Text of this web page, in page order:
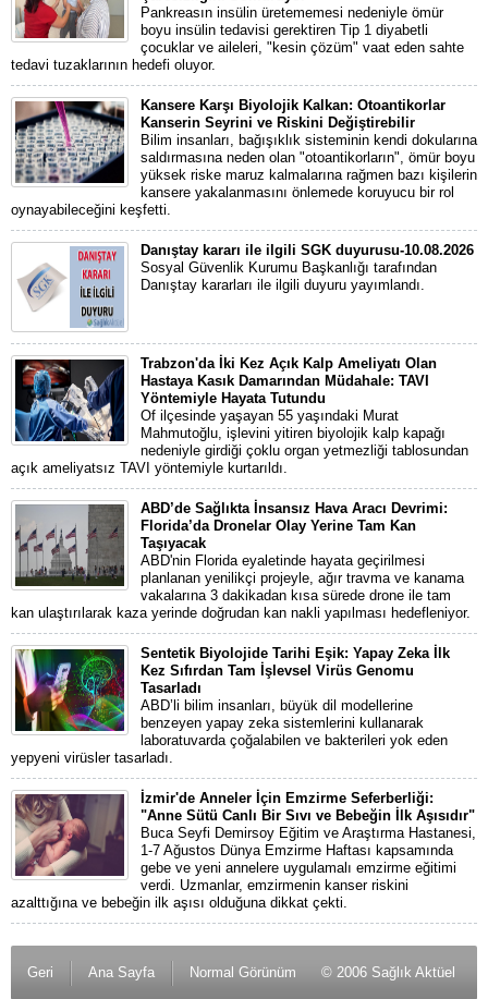
Pankreasın insülin üretememesi nedeniyle ömür
boyu insülin tedavisi gerektiren Tip 1 diyabetli
çocuklar ve aileleri, "kesin çözüm" vaat eden sahte
tedavi tuzaklarının hedefi oluyor.
Kansere Karşı Biyolojik Kalkan: Otoantikorlar
Kanserin Seyrini ve Riskini Değiştirebilir
Bilim insanları, bağışıklık sisteminin kendi dokularına
saldırmasına neden olan "otoantikorların", ömür boyu
yüksek riske maruz kalmalarına rağmen bazı kişilerin
kansere yakalanmasını önlemede koruyucu bir rol
oynayabileceğini keşfetti.
Danıştay kararı ile ilgili SGK duyurusu-10.08.2026
Sosyal Güvenlik Kurumu Başkanlığı tarafından
Danıştay kararları ile ilgili duyuru yayımlandı.
Trabzon'da İki Kez Açık Kalp Ameliyatı Olan
Hastaya Kasık Damarından Müdahale: TAVI
Yöntemiyle Hayata Tutundu
Of ilçesinde yaşayan 55 yaşındaki Murat
Mahmutoğlu, işlevini yitiren biyolojik kalp kapağı
nedeniyle girdiği çoklu organ yetmezliği tablosundan
açık ameliyatsız TAVI yöntemiyle kurtarıldı.
ABD’de Sağlıkta İnsansız Hava Aracı Devrimi:
Florida’da Dronelar Olay Yerine Tam Kan
Taşıyacak
ABD'nin Florida eyaletinde hayata geçirilmesi
planlanan yenilikçi projeyle, ağır travma ve kanama
vakalarına 3 dakikadan kısa sürede drone ile tam
kan ulaştırılarak kaza yerinde doğrudan kan nakli yapılması hedefleniyor.
Sentetik Biyolojide Tarihi Eşik: Yapay Zeka İlk
Kez Sıfırdan Tam İşlevsel Virüs Genomu
Tasarladı
ABD’li bilim insanları, büyük dil modellerine
benzeyen yapay zeka sistemlerini kullanarak
laboratuvarda çoğalabilen ve bakterileri yok eden
yepyeni virüsler tasarladı.
İzmir'de Anneler İçin Emzirme Seferberliği:
"Anne Sütü Canlı Bir Sıvı ve Bebeğin İlk Aşısıdır"
Buca Seyfi Demirsoy Eğitim ve Araştırma Hastanesi,
1-7 Ağustos Dünya Emzirme Haftası kapsamında
gebe ve yeni annelere uygulamalı emzirme eğitimi
verdi. Uzmanlar, emzirmenin kanser riskini
azalttığına ve bebeğin ilk aşısı olduğuna dikkat çekti.
Geri Ana Sayfa Normal Görünüm © 2006 Sağlık Aktüel